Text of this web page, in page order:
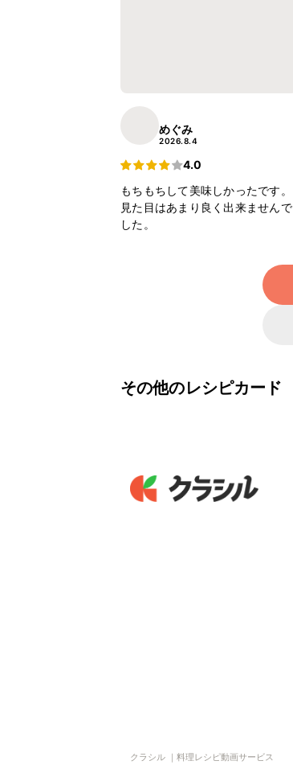
めぐみ
2026.8.4
4.0
もちもちして美味しかったです。
見た目はあまり良く出来ませんで
した。
その他のレシピカード
クラシル ｜料理レシピ動画サービス